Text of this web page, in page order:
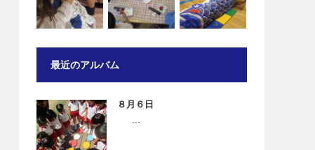
最近のアルバム
８月６日
…